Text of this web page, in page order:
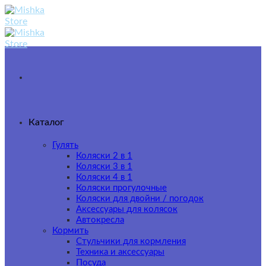
Skip
to
content
Каталог
Гулять
Коляски 2 в 1
Коляски 3 в 1
Коляски 4 в 1
Коляски прогулочные
Коляски для двойни / погодок
Аксессуары для колясок
Автокресла
Кормить
Стульчики для кормления
Техника и аксессуары
Посуда